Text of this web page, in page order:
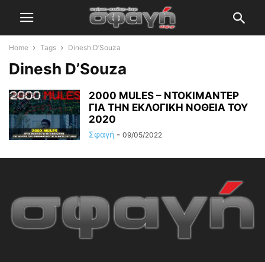
Home Tags Dinesh D’Souza
Dinesh D’Souza
2000 MULES – ΝΤΟΚΙΜΑΝΤΕΡ
ΓΙΑ ΤΗΝ ΕΚΛΟΓΙΚΗ ΝΟΘΕΙΑ ΤΟΥ
2020
Σφαγή - 09/05/2022